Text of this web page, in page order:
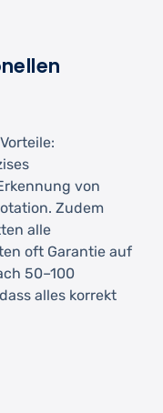
von
Zudem
alle
oft Garantie auf
50–100
alles korrekt